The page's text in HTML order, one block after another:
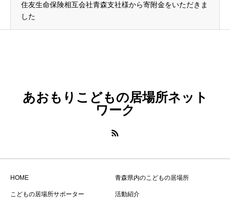
住友生命保険相互会社青森支社様から寄附金をいただきま
した
あおもりこどもの居場所ネット
ワーク
HOME 青森県内のこどもの居場所
こどもの居場所サポーター 活動紹介